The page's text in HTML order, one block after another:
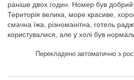
раніше двох годин. Номер був
Територія велика, море красиве,
смачна їжа, різноманітна, готель
користувалися, але у холі був
Перекладено автоматично з